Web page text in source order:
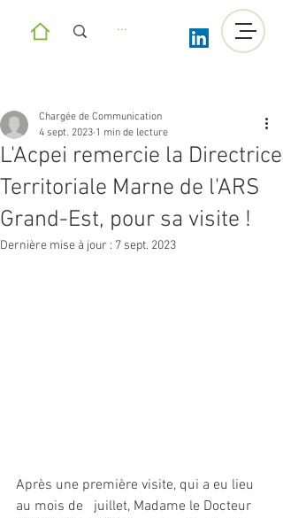
L'Acpei remercie la Directrice
Territoriale Marne de l'ARS
Grand-Est, pour sa visite !
Chargée de Communication
4 sept. 2023 1 min de lecture
Dernière mise à jour : 7 sept. 2023
Après une première visite, qui a eu lieu
au mois de   juillet, Madame le Docteur